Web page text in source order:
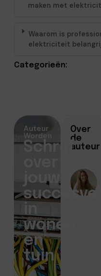
maken met
Waarom is
elektriciteit
Categorieën:
Over
de
auteur
Auteur
Worden
Schrijf
jouw
in
wonen
en
tuin